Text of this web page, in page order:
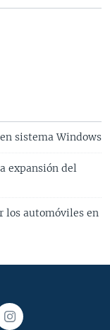
sistema Windows
expansión del
los automóviles en